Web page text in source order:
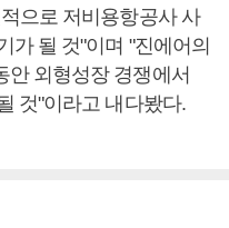
으로 저비용항공사 사
가 될 것"이며 "진에어의
안 외형성장 경쟁에서
것"이라고 내다봤다.